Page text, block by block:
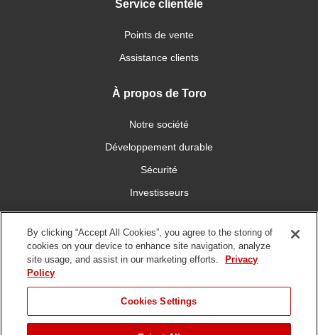
Service clientèle
Points de vente
Assistance clients
À propos de Toro
Notre société
Développement durable
Sécurité
Investisseurs
Carrières
Connectez-vous avec nous
By clicking “Accept All Cookies”, you agree to the storing of
cookies on your device to enhance site navigation, analyze
site usage, and assist in our marketing efforts.
Privacy
Policy
Cookies Settings